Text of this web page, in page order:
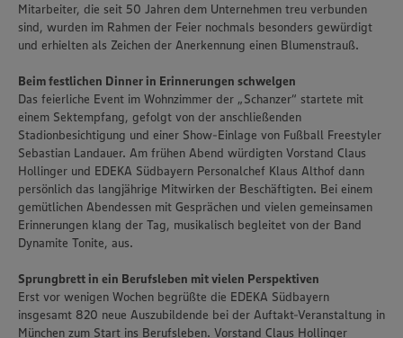
Mitarbeiter, die seit 50 Jahren dem Unternehmen treu verbunden
sind, wurden im Rahmen der Feier nochmals besonders gewürdigt
und erhielten als Zeichen der Anerkennung einen Blumenstrauß.
Beim festlichen Dinner in Erinnerungen schwelgen
Das feierliche Event im Wohnzimmer der „Schanzer“ startete mit
einem Sektempfang, gefolgt von der anschließenden
Stadionbesichtigung und einer Show-Einlage von Fußball Freestyler
Sebastian Landauer. Am frühen Abend würdigten Vorstand Claus
Hollinger und EDEKA Südbayern Personalchef Klaus Althof dann
persönlich das langjährige Mitwirken der Beschäftigten. Bei einem
gemütlichen Abendessen mit Gesprächen und vielen gemeinsamen
Erinnerungen klang der Tag, musikalisch begleitet von der Band
Dynamite Tonite, aus.
Sprungbrett in ein Berufsleben mit vielen Perspektiven
Erst vor wenigen Wochen begrüßte die EDEKA Südbayern
insgesamt 820 neue Auszubildende bei der Auftakt-Veranstaltung in
München zum Start ins Berufsleben. Vorstand Claus Hollinger